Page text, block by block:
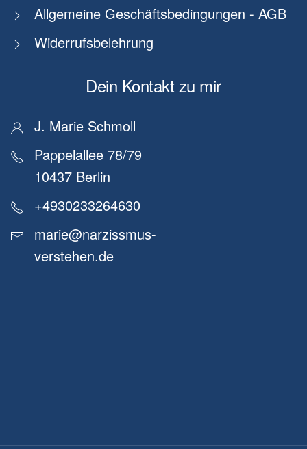
Allgemeine Geschäftsbedingungen - AGB
Widerrufsbelehrung
Dein Kontakt zu mir
J. Marie Schmoll
Pappelallee 78/79
10437 Berlin
+4930233264630
marie@narzissmus-
verstehen.de